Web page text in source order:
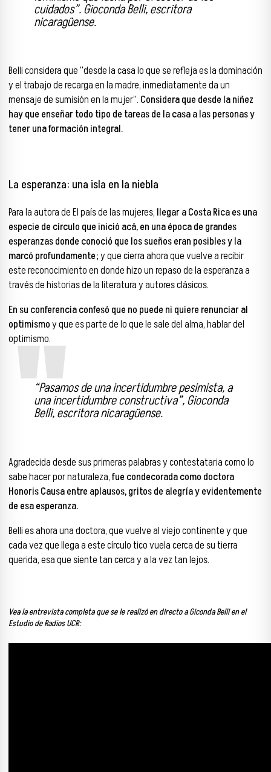
cuidados”. Gioconda Belli, escritora
nicaragüense.
Belli considera que “desde la casa lo que se refleja es la dominación
y el trabajo de recarga en la madre, inmediatamente da un
mensaje de sumisión en la mujer”. Considera que desde la niñez
hay que enseñar todo tipo de tareas de la casa a las personas y
tener una formación integral.
La esperanza: una isla en la niebla
Para la autora de El país de las mujeres, llegar a Costa Rica es una
especie de círculo que inició acá, en una época de grandes
esperanzas donde conoció que los sueños eran posibles y la
marcó profundamente;y que cierra ahora que vuelve a recibir
este reconocimiento en donde hizo un repaso de la esperanza a
través de historias de la literatura y autores clásicos.
En su conferencia confesó que no puede ni quiere renunciar al
optimismoy que es parte de lo que le sale del alma, hablar del
optimismo.
“Pasamos de una incertidumbre pesimista, a
una incertidumbre constructiva”, Gioconda
Belli, escritora nicaragüense.
Agradecida desde sus primeras palabras y contestataria como lo
sabe hacer por naturaleza,fue condecorada como doctora
Honoris Causa entre aplausos, gritos de alegría y evidentemente
de esa esperanza.
Belli es ahora una doctora, que vuelve al viejo continente y que
cada vez que llega a este círculo tico vuela cerca de su tierra
querida, esa que siente tan cerca y a la vez tan lejos.
Vea la entrevista completa que se le realizó en directo a Giconda Belli en el
Estudio de Radios UCR: